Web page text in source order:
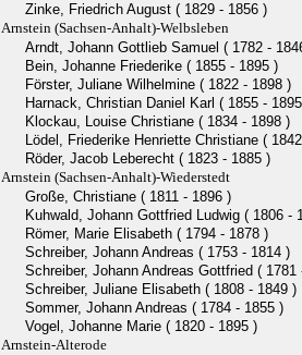
Zinke, Friedrich August ( 1829 - 1856 )
Arnstein (Sachsen-Anhalt)-Welbsleben
Arndt, Johann Gottlieb Samuel ( 1782 -
Bein, Johanne Friederike ( 1855 - 1895 )
Förster, Juliane Wilhelmine ( 1822 - 1898 )
Harnack, Christian Daniel Karl ( 1855 -
Klockau, Louise Christiane ( 1834 - 1898 )
Lödel, Friederike Henriette Christiane (
Röder, Jacob Leberecht ( 1823 - 1885 )
Arnstein (Sachsen-Anhalt)-Wiederstedt
Große, Christiane ( 1811 - 1896 )
Kuhwald, Johann Gottfried Ludwig ( 1806 -
Römer, Marie Elisabeth ( 1794 - 1878 )
Schreiber, Johann Andreas ( 1753 - 1814 )
Schreiber, Johann Andreas Gottfried ( 1781
Schreiber, Juliane Elisabeth ( 1808 - 1849 )
Sommer, Johann Andreas ( 1784 - 1855 )
Vogel, Johanne Marie ( 1820 - 1895 )
Arnstein-Alterode